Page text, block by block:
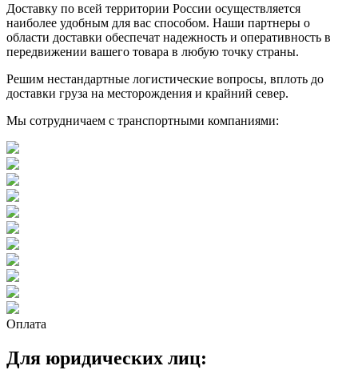
Доставку по всей территории России осуществляется
наиболее удобным для вас способом. Наши партнеры о
области доставки обеспечат надежность и оперативность в
передвижении вашего товара в любую точку страны.
Решим нестандартные логистические вопросы, вплоть до
доставки груза на месторождения и крайний север.
Мы сотрудничаем с транспортными компаниями:
Оплата
Для юридических лиц: